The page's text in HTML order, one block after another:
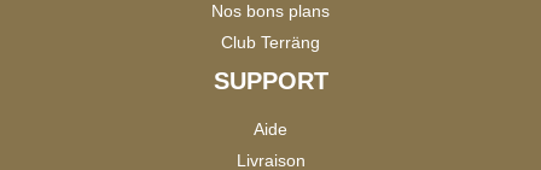
Nos bons plans
Club Terräng
SUPPORT
Aide
Livraison